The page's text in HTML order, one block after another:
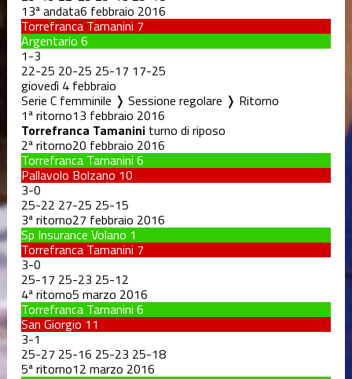
13ª andata6 febbraio 2016
Torrefranca Tamanini 7
Argentario 6
1-3
22-25 20-25 25-17 17-25
giovedì 4 febbraio
Serie C femminile ❭ Sessione regolare ❭ Ritorno
1ª ritorno13 febbraio 2016
Torrefranca Tamaniniturno di riposo
2ª ritorno20 febbraio 2016
Torrefranca Tamanini 6
Pallavolo Bolzano 10
3-0
25-22 27-25 25-15
3ª ritorno27 febbraio 2016
Sp Insurance Volano 1
Torrefranca Tamanini 7
3-0
25-17 25-23 25-12
4ª ritorno5 marzo 2016
Torrefranca Tamanini 6
San Giorgio 11
3-1
25-27 25-16 25-23 25-18
5ª ritorno12 marzo 2016